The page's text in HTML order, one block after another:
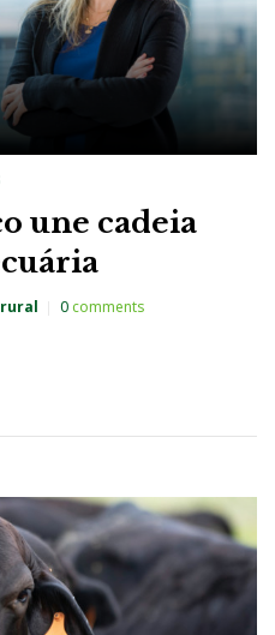
une cadeia
0comments